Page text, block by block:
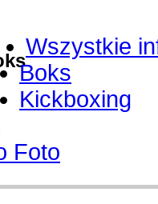
Wszystkie
Boks
Kickboxing
Foto